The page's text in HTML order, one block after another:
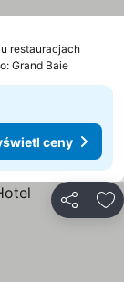
restauracjach
Grand Baie
ceny